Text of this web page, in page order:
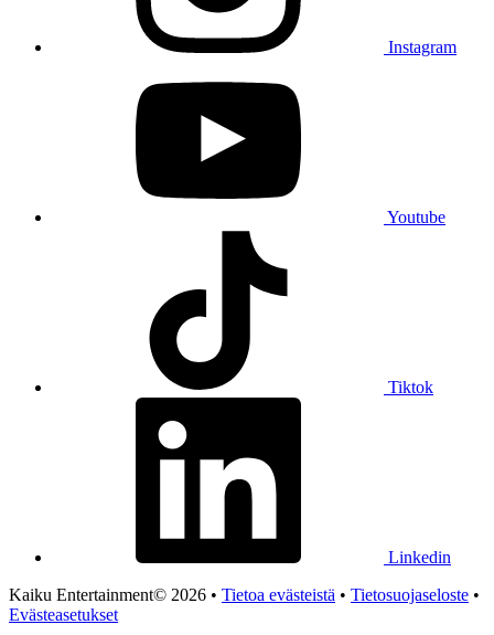
Instagram
Youtube
Tiktok
Linkedin
Kaiku Entertainment© 2026 • Tietoa evästeistä • Tietosuojaseloste •
Evästeasetukset